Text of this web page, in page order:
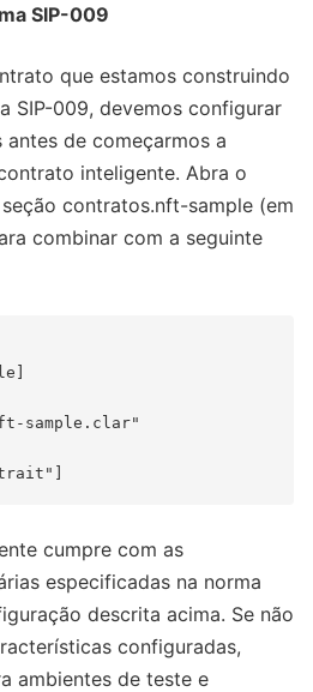
SIP-009
que estamos construindo
SIP-009, devemos configurar
antes de começarmos a
inteligente. Abra o
contratos.nft-sample (em
combinar com a seguinte
sample.clar"
cumpre com as
especificadas na norma
descrita acima. Se não
configuradas,
ambientes de teste e